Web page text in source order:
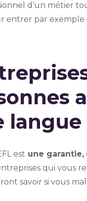
d’un métier
entrer par exemple
langue
est une garantie,
qui vous
savoir si vous